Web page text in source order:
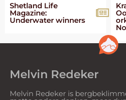
Shetland Life
Magazine:
Underwater winners
Melvin Redeker
Melvin Redeker is